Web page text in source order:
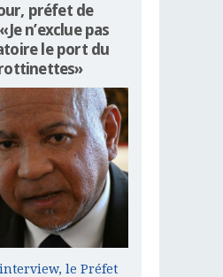
préfet de
n’exclue pas
le port du
le Préfet